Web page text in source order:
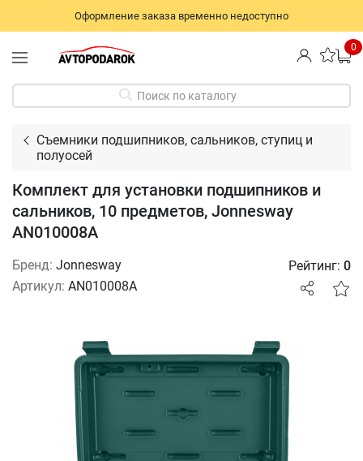
Оформление заказа временно недоступно
0
Поиск по каталогу
Съемники подшипников, сальников, ступиц и
полуосей
Комплект для установки подшипников и
сальников, 10 предметов, Jonnesway
AN010008A
Бренд: Jonnesway
Артикул: AN010008A
Рейтинг: 0